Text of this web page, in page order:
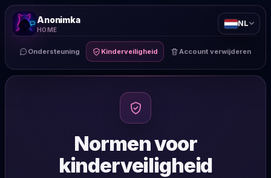
Anonimka
HOME
Ondersteuning Kinderveiligheid Account verwijderen
Normen voor
kinderveiligheid
NL